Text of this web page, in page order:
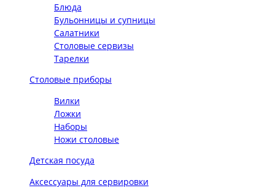
Блюда
Бульонницы и супницы
Салатники
Столовые сервизы
Тарелки
Столовые приборы
Вилки
Ложки
Наборы
Ножи столовые
Детская посуда
Аксессуары для сервировки